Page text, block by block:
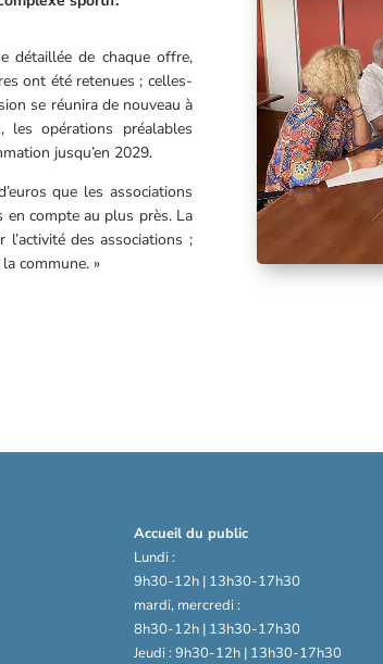
détaillée de chaque offre,
ont été retenues ; celles-
se réunira de nouveau à
opérations préalables
jusqu’en 2029.
que les associations
en compte au plus près. La
des associations ;
commune. »
Accueil du public
Lundi :
9h30-12h | 13h30-17h30
mardi, mercredi :
8h30-12h | 13h30-17h30
Jeudi : 9h30-12h | 13h30-17h30